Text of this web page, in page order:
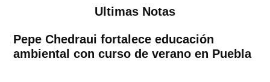
Ultimas Notas
Pepe Chedraui fortalece educación
ambiental con curso de verano en Puebla